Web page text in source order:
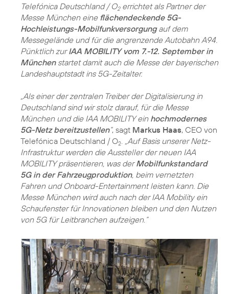
Telefónica Deutschland / O2errichtet als Partner der
Messe München eine flächendeckende 5G-
Hochleistungs-Mobilfunkversorgungauf dem
Messegelände und für die angrenzende Autobahn A94.
Pünktlich zurIAA MOBILITY vom 7.-12. September in
Münchenstartet damit auch die Messe der bayerischen
Landeshauptstadt ins 5G-Zeitalter.
„Als einer der zentralen Treiber der Digitalisierung in
Deutschland sind wir stolz darauf, für die Messe
München und die IAA MOBILITY ein hochmodernes
5G-Netz bereitzustellen“, sagt Markus Haas, CEO von
Telefónica Deutschland / O2
„Auf Basis unserer Netz-
Infrastruktur werden die Aussteller der neuen IAA
MOBILITY präsentieren, was derMobilfunkstandard
5G in der Fahrzeugproduktion, beim vernetzten
Fahren und Onboard-Entertainment leisten kann. Die
Messe München wird auch nach der IAA Mobility ein
Schaufenster für Innovationen bleiben und den Nutzen
von 5G für Leitbranchen aufzeigen.“